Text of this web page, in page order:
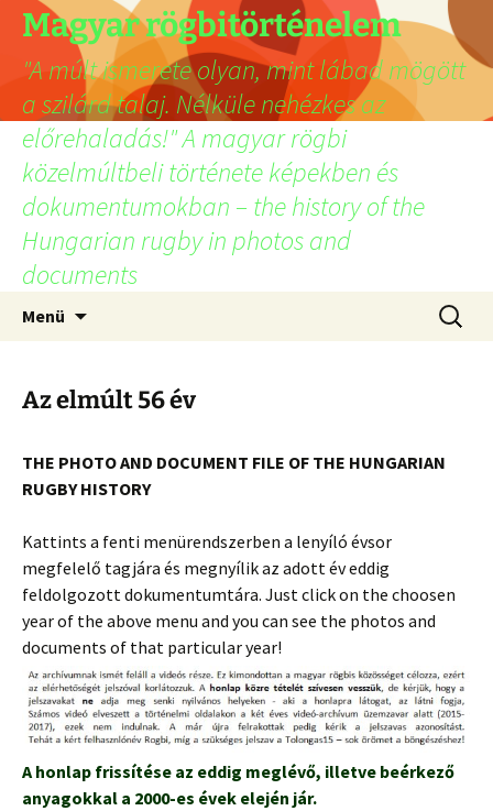
Ugrás
tartalomhoz
Magyar rögbitörténelem
"A múlt ismerete olyan, mint lábad mögött
a szilárd talaj. Nélküle nehézkes az
előrehaladás!" A magyar rögbi
közelmúltbeli története képekben és
dokumentumokban – the history of the
Hungarian rugby in photos and
documents
Menü
Az elmúlt 56 év
THE PHOTO AND DOCUMENT FILE OF THE HUNGARIAN
RUGBY HISTORY
Kattints a fenti menürendszerben a lenyíló évsor
megfelelő tagjára és megnyílik az adott év eddig
feldolgozott dokumentumtára. Just click on the choosen
year of the above menu and you can see the photos and
documents of that particular year!
A honlap frissítése az eddig meglévő, illetve beérkező
anyagokkal a 2000-es évek elején jár.